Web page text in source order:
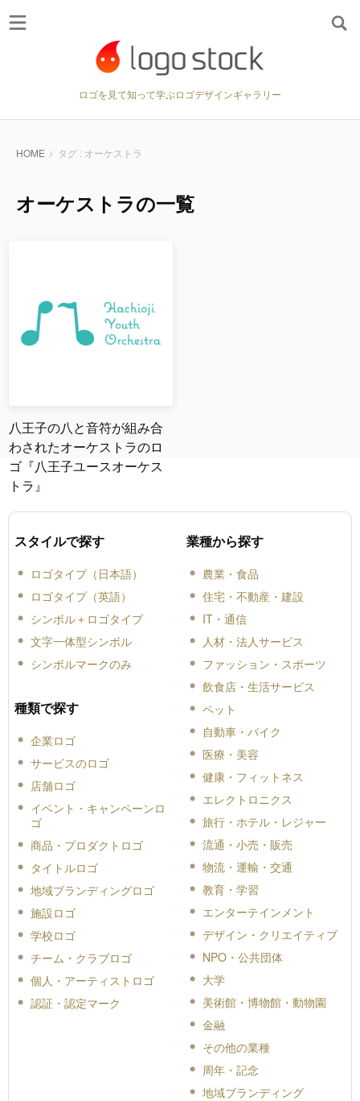
ロゴを見て知って学ぶロゴデザインギャラリー
HOME タグ : オーケストラ
オーケストラの一覧
八王子の八と音符が組み合
わされたオーケストラのロ
ゴ『八王子ユースオーケス
トラ』
スタイルで探す
ロゴタイプ（日本語）
ロゴタイプ（英語）
シンボル＋ロゴタイプ
文字一体型シンボル
シンボルマークのみ
種類で探す
企業ロゴ
サービスのロゴ
店舗ロゴ
イベント・キャンペーンロ
ゴ
商品・プロダクトロゴ
タイトルロゴ
地域ブランディングロゴ
施設ロゴ
学校ロゴ
チーム・クラブロゴ
個人・アーティストロゴ
認証・認定マーク
業種から探す
農業・食品
住宅・不動産・建設
IT・通信
人材・法人サービス
ファッション・スポーツ
飲食店・生活サービス
ペット
自動車・バイク
医療・美容
健康・フィットネス
エレクトロニクス
旅行・ホテル・レジャー
流通・小売・販売
物流・運輸・交通
教育・学習
エンターテインメント
デザイン・クリエイティブ
NPO・公共団体
大学
美術館・博物館・動物園
金融
その他の業種
周年・記念
地域ブランディング